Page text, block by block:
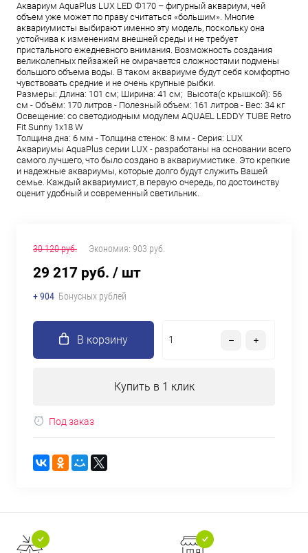
Аквариум AquaPlus LUX LED Ф170 – фигурный аквариум, чей
объем уже может по праву считаться «большим». Многие
аквариумисты выбирают именно эту модель, поскольку она
устойчива к изменениям внешней среды и не требует
пристального ежедневного внимания. Возможность создания
великолепных пейзажей не омрачается сложностями подмены
большого объема воды. В таком аквариуме будут себя комфортно
чувствовать средние и не очень крупные рыбки.
Размеры: Длина: 101 см; Ширина: 41 см; Высота(с крышкой): 56
см - Объём: 170 литров - Полезный объем: 161 литров - Вес: 34 кг
Освещение: со светодиодным модулем AQUAEL LEDDY TUBE Retro
Fit Sunny 1х18 W
Толщина дна: 6 мм - Толщина стенок: 8 мм - Серия: LUX
Аквариумы AquaPlus серии LUX - разработаны на основании всего
самого лучшего, что было создано в аквариумистике. Это крепкие
и надежные аквариумы, которые долго будут служить Вашей
семье. Каждый аквариумист, в первую очередь, по достоинству
оценит удобный и современный светильник.
30 120 руб. Экономия: 903 руб.
29 217 руб. / шт
+ 904 Бонусных рублей
В корзину
Купить в 1 клик
Под заказ